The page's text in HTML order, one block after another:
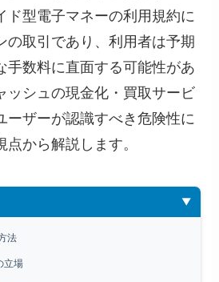
ド型電子マネーの利用規約に
の取引であり、利用者は予期
手数料に直面する可能性があ
ッシュの現金化・買取サービ
ーザーが認識すべき危険性に
から解説します。
法
立場